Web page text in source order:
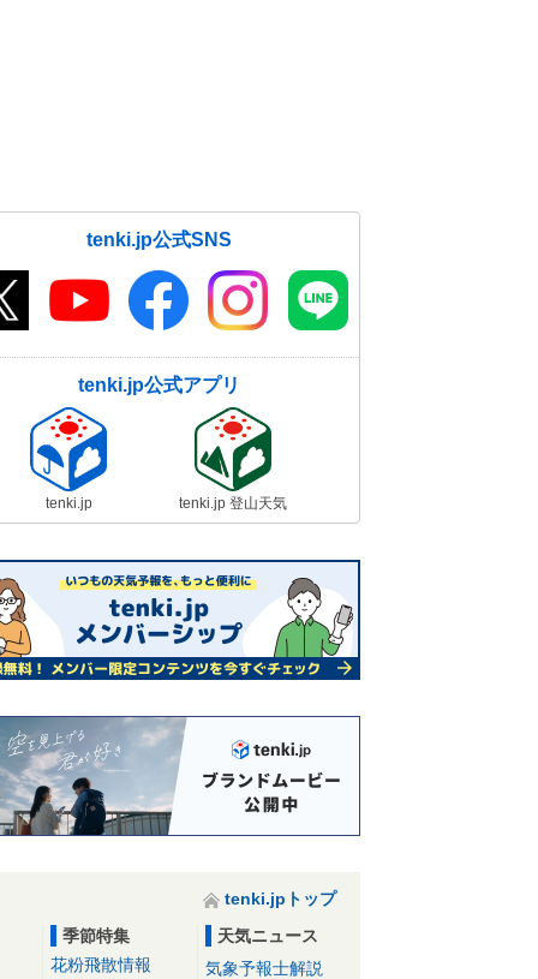
tenki.jp公式SNS
tenki.jp公式アプリ
tenki.jp tenki.jp 登山天気
tenki.jpトップ
季節特集
花粉飛散情報
天気ニュース
気象予報士解説